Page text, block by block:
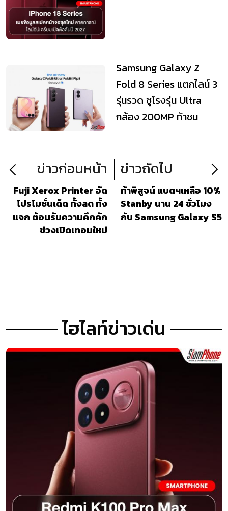
Samsung Galaxy Z
Fold 8 Series แตกไลน์ 3
รุ่นรวด ชูโรงรุ่น Ultra
กล้อง 200MP ท้าชน
ข่าวก่อนหน้า
Fuji Xerox Printer อัด
โปรโมชั่นเด็ด ทั้งลด ทั้ง
แจก ต้อนรับความคึกคัก
ช่วงเปิดเทอมใหม่
ข่าวถัดไป
ท้าพิสูจน์ แบตฯเหลือ 10%
Stanby นาน 24 ชั่วโมง
กับ Samsung Galaxy S5
ไฮไลท์ข่าวเด่น